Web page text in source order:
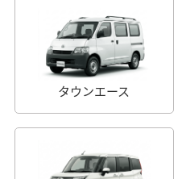
タウンエース